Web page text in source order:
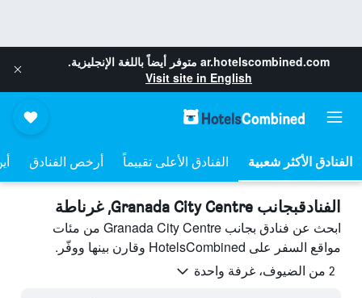
ar.hotelscombined.com متوفر أيضاً باللغة الإنجليزية.
Visit site in English
الفنادق الأعلى تقييماً أرخص الفنادق
الفنادقبجانب Granada City Centre, غرناطة
ابحث عن فنادق بجانب Granada City Centre من مئات
مواقع السفر على HotelsCombined وقارن بينها ووفّر.
2 من الضيوف، غرفة واحدة